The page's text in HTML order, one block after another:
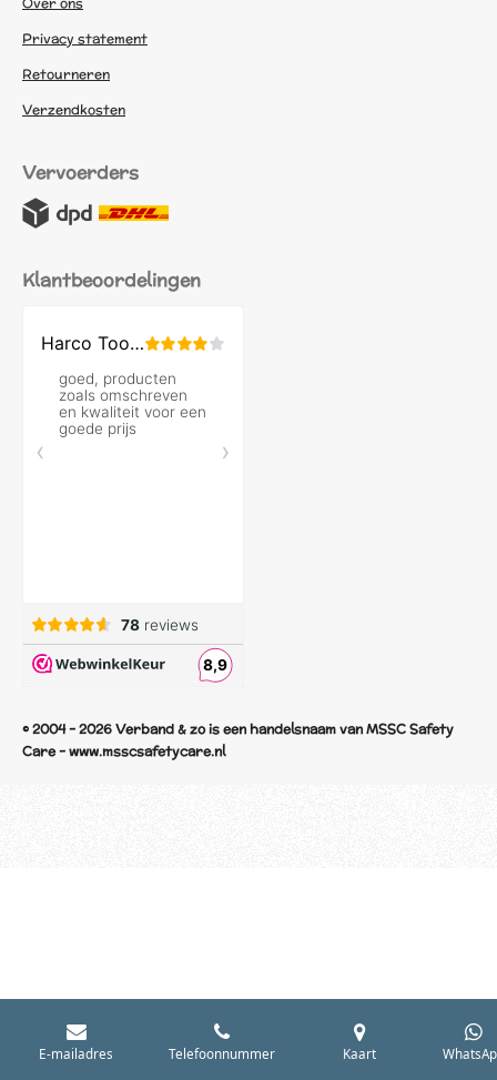
Privacy statement
Retourneren
Verzendkosten
Vervoerders
Klantbeoordelingen
© 2004 - 2026 Verband & zo is een handelsnaam van MSSC Safety
Care - www.msscsafetycare.nl
E-mailadres Telefoonnummer Kaart